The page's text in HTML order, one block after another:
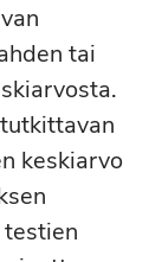
tai
keskiarvo